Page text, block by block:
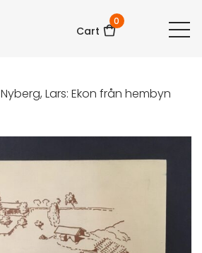
Cart
0
Nyberg, Lars: Ekon från hembyn